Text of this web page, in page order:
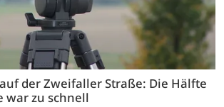
der Zweifaller Straße: Die Hälfte
war zu schnell